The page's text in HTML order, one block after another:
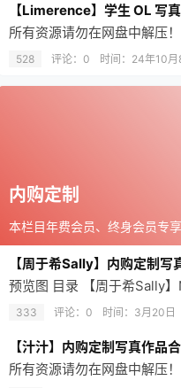
【Limerence】学生 OL 写
528 评论：0 时间： 24年10月
内购定制
本栏目年费会员、终身会员专享
【周于希Sally】内购定制
333 评论：0 时间： 3月20日
【汁汁】内购定制写真作